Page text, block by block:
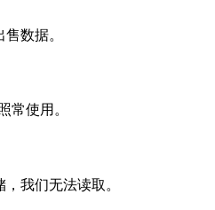
数据。
常使用。
我们无法读取。